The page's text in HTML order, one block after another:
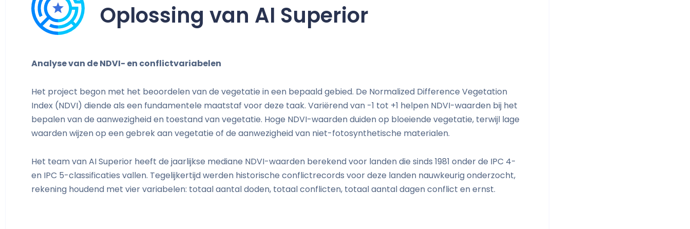
Oplossing van AI Superior
Analyse van de NDVI- en conflictvariabelen
Het project begon met het beoordelen van de vegetatie in een bepaald gebied. De Normalized Difference Vegetation
Index (NDVI) diende als een fundamentele maatstaf voor deze taak. Variërend van -1 tot +1 helpen NDVI-waarden bij het
bepalen van de aanwezigheid en toestand van vegetatie. Hoge NDVI-waarden duiden op bloeiende vegetatie, terwijl lage
waarden wijzen op een gebrek aan vegetatie of de aanwezigheid van niet-fotosynthetische materialen.
Het team van AI Superior heeft de jaarlijkse mediane NDVI-waarden berekend voor landen die sinds 1981 onder de IPC 4-
en IPC 5-classificaties vallen. Tegelijkertijd werden historische conflictrecords voor deze landen nauwkeurig onderzocht,
rekening houdend met vier variabelen: totaal aantal doden, totaal conflicten, totaal aantal dagen conflict en ernst.